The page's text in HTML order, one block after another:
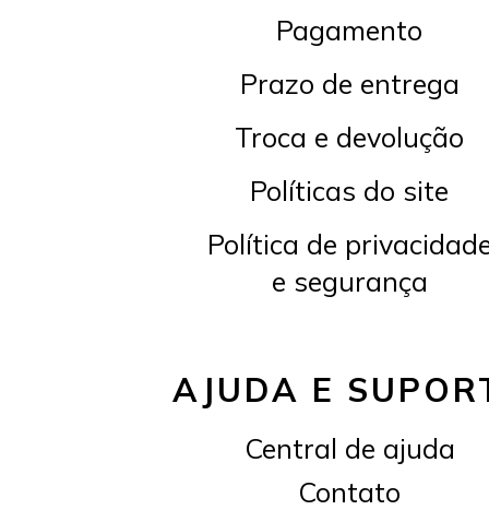
Pagamento
Prazo de entrega
Troca e devolução
Políticas do site
Política de
e segurança
AJUDA E
Central de ajuda
Contato